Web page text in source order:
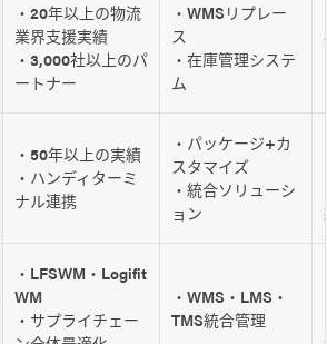
・20年以上の物流
業界支援実績
・3,000社以上のパ
ートナー
・WMSリプレー
ス
・在庫管理システ
ム
・50年以上の実績
・ハンディターミ
ナル連携
・パッケージ+カ
スタマイズ
・統合ソリューシ
ョン
・LFSWM・Logifit
WM
・サプライチェー
・WMS・LMS・
TMS統合管理